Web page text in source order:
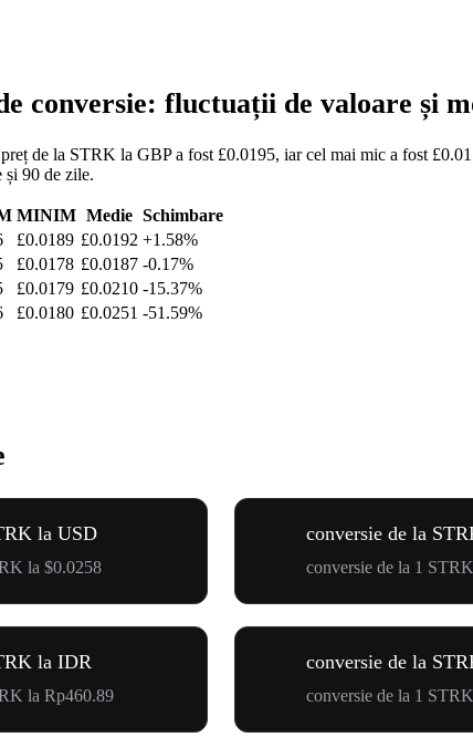
conversie: fluctuații de valoare și
de la STRK la GBP a fost £0.0195, iar cel mai mic a fost
și 90 de zile.
MINIM Medie Schimbare
£0.0189 £0.0192 +1.58%
£0.0178 £0.0187 -0.17%
£0.0179 £0.0210 -15.37%
£0.0180 £0.0251 -51.59%
la USD
la $0.0258
conversie de la
conversie de la 1
la IDR
la Rp460.89
conversie de la
conversie de la 1